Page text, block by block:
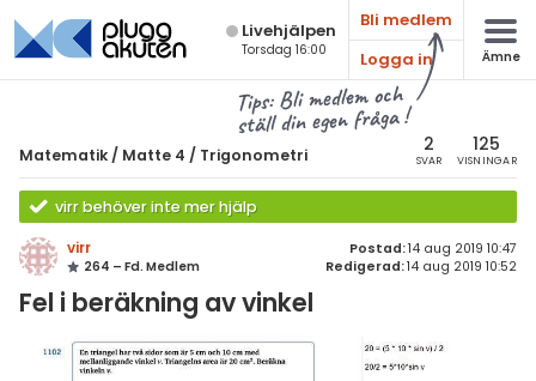
Live­hjälpen
Torsdag 16:00
Bli medlem
Logga in
Ämne
Tips: Bli medlem och
ställ din egen fråga !
Matematik / Matte 4 / Trigonometri 2
SVAR
125
VISNINGAR
virr behöver inte mer hjälp
virr
264 – Fd. Medlem
Postad:14 aug 2019 10:47
Redigerad:14 aug 2019 10:52
Fel i beräkning av vinkel
Alla ämnen
Alla trådar
7
8
9
1
Matematik
Matte 4
Alla trådar
Bevismetoder
Derivata
& Bygg